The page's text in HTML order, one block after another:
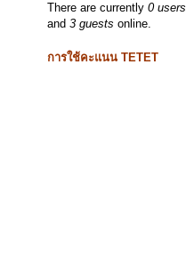
There are currently0 users
and3 guests online.
การใช้คะแนน TETET